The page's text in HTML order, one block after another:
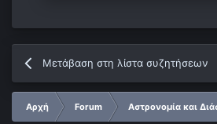
Μετάβαση στη λίστα συζητήσεων
Αρχή Forum Αστρονομία και